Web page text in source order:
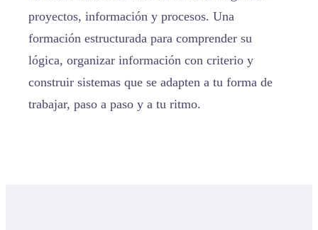
proyectos, información y procesos. Una
formación estructurada para comprender su
lógica, organizar información con criterio y
construir sistemas que se adapten a tu forma de
trabajar, paso a paso y a tu ritmo.